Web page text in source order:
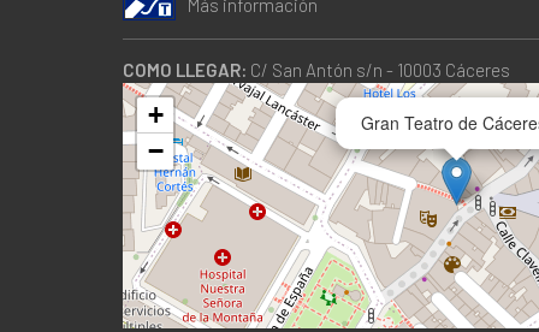
Más información
COMO LLEGAR: C/ San Antón s/n - 10003 Cáceres
Gran Teatro de
+
−